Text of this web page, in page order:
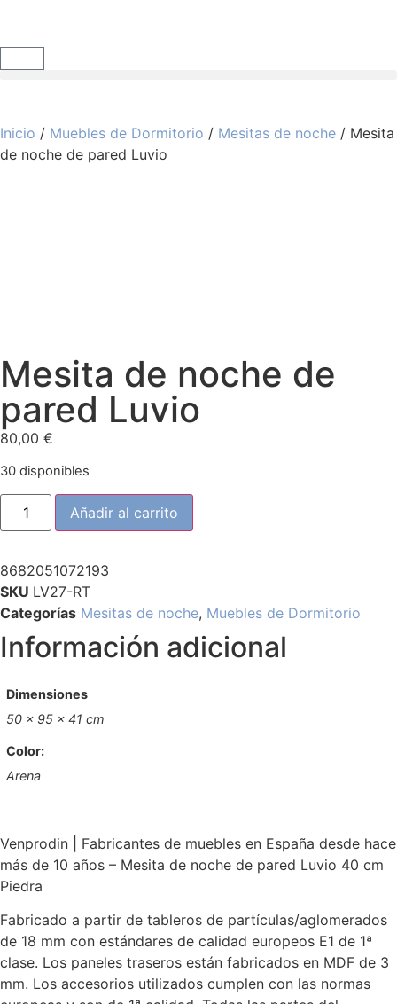
Inicio / Muebles de Dormitorio / Mesitas de noche / Mesita
de noche de pared Luvio
Mesita de noche de
pared Luvio
80,00 €
30 disponibles
Añadir al carrito
8682051072193
SKU LV27-RT
Categorías Mesitas de noche, Muebles de Dormitorio
Información adicional
Dimensiones
50 × 95 × 41 cm
Color:
Arena
Venprodin | Fabricantes de muebles en España desde hace
más de 10 años – Mesita de noche de pared Luvio 40 cm
Piedra
Fabricado a partir de tableros de partículas/aglomerados
de 18 mm con estándares de calidad europeos E1 de 1ª
clase. Los paneles traseros están fabricados en MDF de 3
mm. Los accesorios utilizados cumplen con las normas